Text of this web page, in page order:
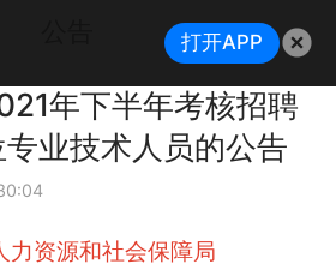
年下半年考核招聘
业技术人员的公告
力资源和社会保障局
打开APP